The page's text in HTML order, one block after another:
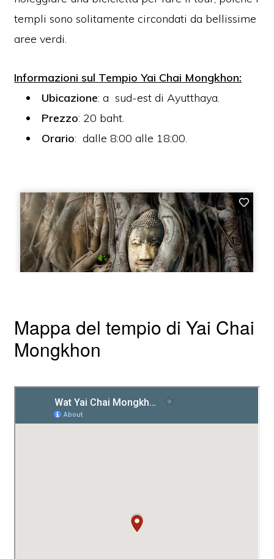
templi sono solitamente circondati da bellissime
aree verdi.
Informazioni sul Tempio Yai Chai Mongkhon:
Ubicazione: a sud-est di Ayutthaya.
Prezzo: 20 baht.
Orario: dalle 8:00 alle 18:00.
Mappa del tempio di Yai Chai
Mongkhon